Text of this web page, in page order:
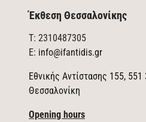
Έκθεση Θεσσαλονίκης
T: 2310487305
E: info@ifantidis.gr
Εθνικής Αντίστασης 155,
Θεσσαλονίκη
Opening hours